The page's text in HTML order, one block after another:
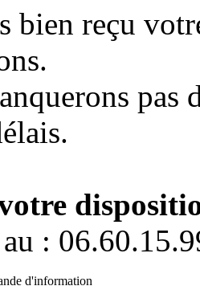
bien reçu
pas
:
d'information